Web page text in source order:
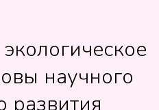
научного
развития